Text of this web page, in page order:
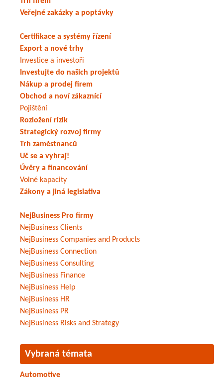
Veřejné zakázky a poptávky
Certifikace a systémy řízení
Export a nové trhy
Investice a investoři
Investujte do našich projektů
Nákup a prodej firem
Obchod a noví zákaznící
Pojištění
Rozložení rizik
Strategický rozvoj firmy
Trh zaměstnanců
Uč se a vyhraj!
Úvěry a financování
Volné kapacity
Zákony a jiná legislativa
NejBusiness Pro firmy
NejBusiness Clients
NejBusiness Companies and Products
NejBusiness Connection
NejBusiness Consulting
NejBusiness Finance
NejBusiness Help
NejBusiness HR
NejBusiness PR
NejBusiness Risks and Strategy
Vybraná témata
Automotive